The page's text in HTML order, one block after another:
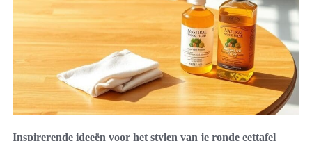
Inspirerende ideeën voor het stylen van je ronde eettafel